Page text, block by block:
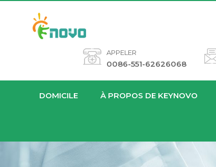
APPELER
0086-551-62626068
DOMICILE À PROPOS DE KEYNOVO